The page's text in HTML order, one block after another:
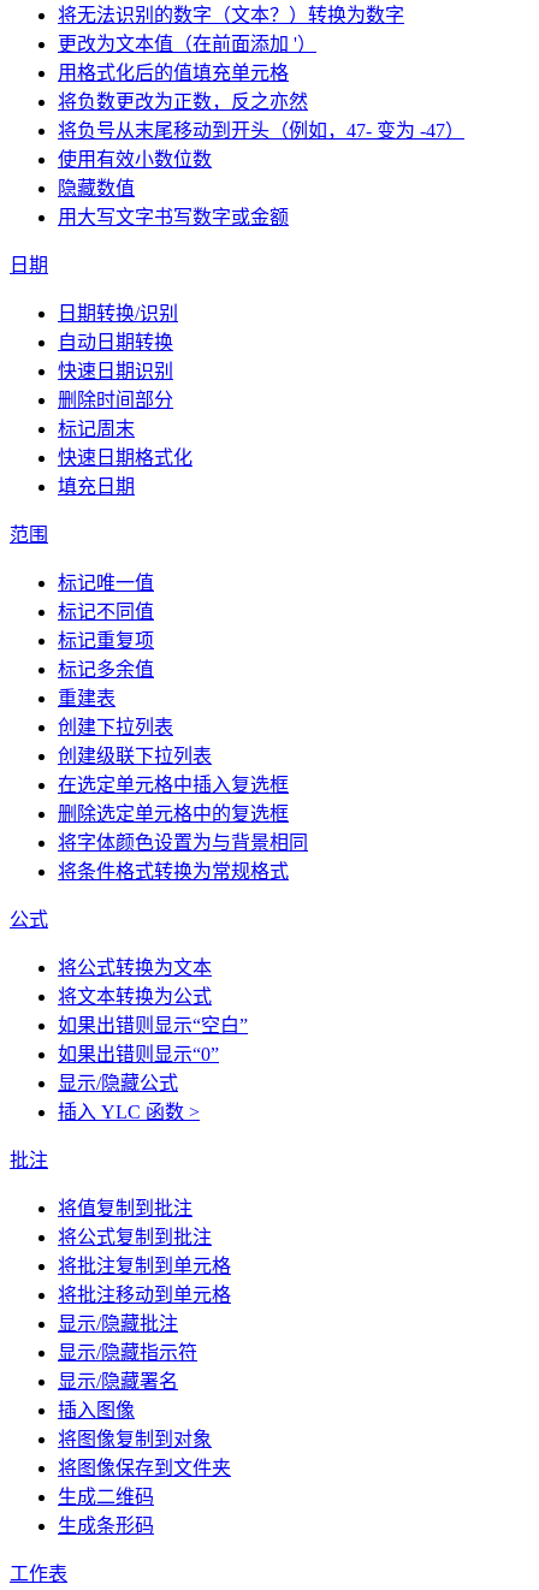
将无法识别的数字（文本？）转换为数字
更改为文本值（在前面添加 '）
用格式化后的值填充单元格
将负数更改为正数，反之亦然
将负号从末尾移动到开头（例如，47- 变为 -47）
使用有效小数位数
隐藏数值
用大写文字书写数字或金额
日期
日期转换/识别
自动日期转换
快速日期识别
删除时间部分
标记周末
快速日期格式化
填充日期
范围
标记唯一值
标记不同值
标记重复项
标记多余值
重建表
创建下拉列表
创建级联下拉列表
在选定单元格中插入复选框
删除选定单元格中的复选框
将字体颜色设置为与背景相同
将条件格式转换为常规格式
公式
将公式转换为文本
将文本转换为公式
如果出错则显示“空白”
如果出错则显示“0”
显示/隐藏公式
插入 YLC 函数 >
批注
将值复制到批注
将公式复制到批注
将批注复制到单元格
将批注移动到单元格
显示/隐藏批注
显示/隐藏指示符
显示/隐藏署名
插入图像
将图像复制到对象
将图像保存到文件夹
生成二维码
生成条形码
工作表